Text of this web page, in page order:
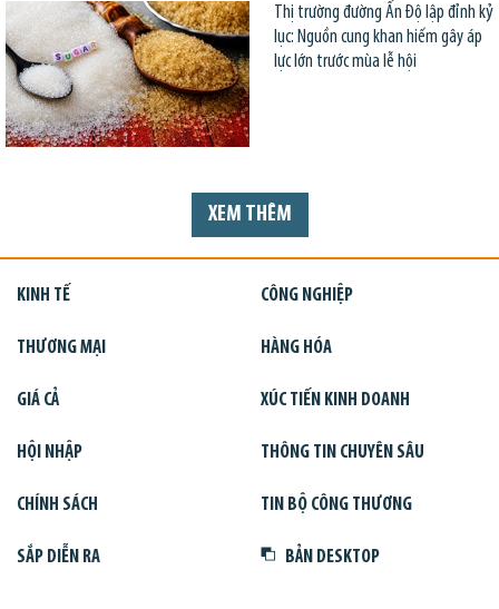
Thị trường đường Ấn Độ lập đỉnh kỷ
lục: Nguồn cung khan hiếm gây áp
lực lớn trước mùa lễ hội
XEM THÊM
KINH TẾ CÔNG NGHIỆP
THƯƠNG MẠI HÀNG HÓA
GIÁ CẢ XÚC TIẾN KINH DOANH
HỘI NHẬP THÔNG TIN CHUYÊN SÂU
CHÍNH SÁCH TIN BỘ CÔNG THƯƠNG
SẮP DIỄN RA BẢN DESKTOP